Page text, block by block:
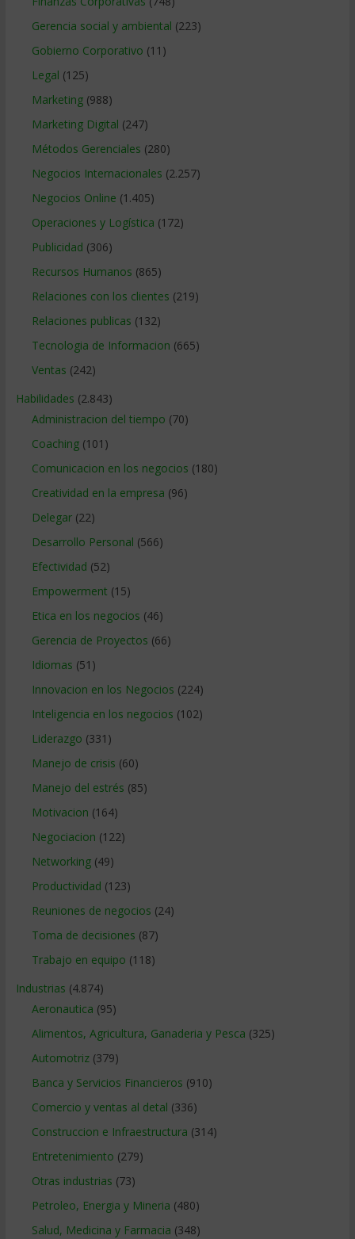
Gerencia social y ambiental (223)
Gobierno Corporativo (11)
Legal (125)
Marketing(988)
Marketing Digital (247)
Métodos Gerenciales (280)
Negocios Internacionales (2.257)
Negocios Online (1.405)
Operaciones y Logística (172)
Publicidad (306)
Recursos Humanos (865)
Relaciones con los clientes (219)
Relaciones publicas (132)
Tecnologia de Informacion (665)
Ventas (242)
Habilidades (2.843)
Administracion del tiempo (70)
Coaching(101)
Comunicacion en los negocios (180)
Creatividad en la empresa (96)
Delegar(22)
Desarrollo Personal (566)
Efectividad (52)
Empowerment (15)
Etica en los negocios (46)
Gerencia de Proyectos (66)
Idiomas (51)
Innovacion en los Negocios (224)
Inteligencia en los negocios (102)
Liderazgo (331)
Manejo de crisis (60)
Manejo del estrés (85)
Motivacion (164)
Negociacion (122)
Networking(49)
Productividad (123)
Reuniones de negocios (24)
Toma de decisiones (87)
Trabajo en equipo (118)
Industrias (4.874)
Aeronautica (95)
Alimentos, Agricultura, Ganaderia y Pesca (325)
Automotriz(379)
Banca y Servicios Financieros (910)
Comercio y ventas al detal (336)
Construccion e Infraestructura (314)
Entretenimiento (279)
Otras industrias (73)
Petroleo, Energia y Mineria (480)
Salud, Medicina y Farmacia (348)